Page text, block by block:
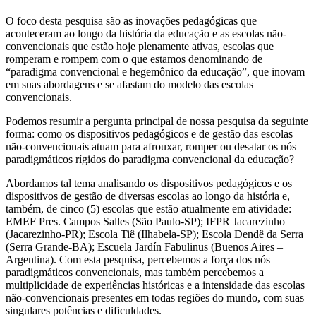
O foco desta pesquisa são as inovações pedagógicas que
aconteceram ao longo da história da educação e as escolas não-
convencionais que estão hoje plenamente ativas, escolas que
romperam e rompem com o que estamos denominando de
“paradigma convencional e hegemônico da educação”, que inovam
em suas abordagens e se afastam do modelo das escolas
convencionais.
Podemos resumir a pergunta principal de nossa pesquisa da seguinte
forma: como os dispositivos pedagógicos e de gestão das escolas
não-convencionais atuam para afrouxar, romper ou desatar os nós
paradigmáticos rígidos do paradigma convencional da educação?
Abordamos tal tema analisando os dispositivos pedagógicos e os
dispositivos de gestão de diversas escolas ao longo da história e,
também, de cinco (5) escolas que estão atualmente em atividade:
EMEF Pres. Campos Salles (São Paulo-SP); IFPR Jacarezinho
(Jacarezinho-PR); Escola Tiê (Ilhabela-SP); Escola Dendê da Serra
(Serra Grande-BA); Escuela Jardín Fabulinus (Buenos Aires –
Argentina). Com esta pesquisa, percebemos a força dos nós
paradigmáticos convencionais, mas também percebemos a
multiplicidade de experiências históricas e a intensidade das escolas
não-convencionais presentes em todas regiões do mundo, com suas
singulares potências e dificuldades.